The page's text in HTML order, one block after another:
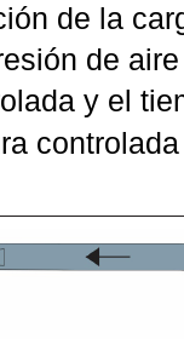
de la
de
y el